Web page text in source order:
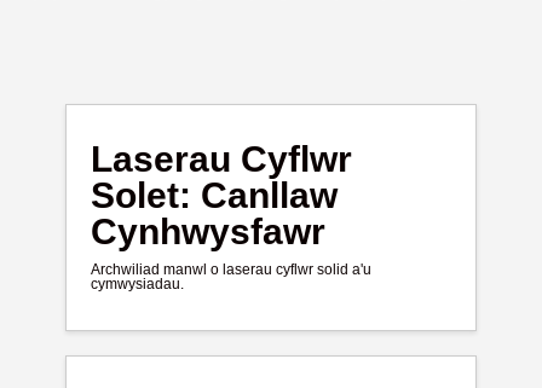
Laserau Cyflwr
Solet: Canllaw
Cynhwysfawr
Archwiliad manwl o laserau cyflwr solid a'u
cymwysiadau.